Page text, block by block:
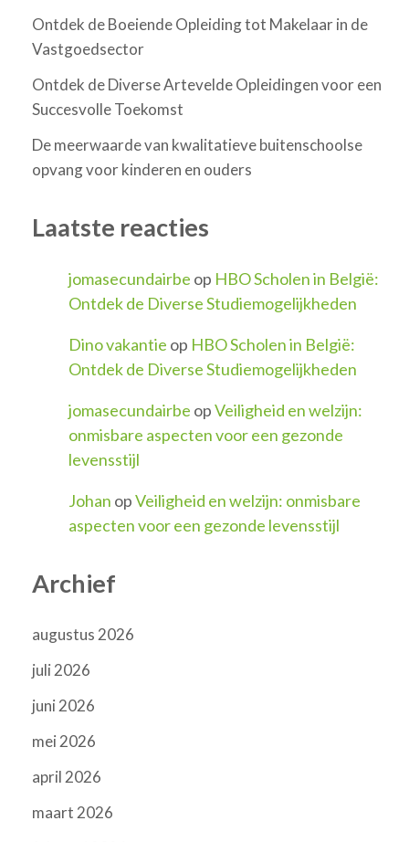
Ontdek de Boeiende Opleiding tot Makelaar in de
Vastgoedsector
Ontdek de Diverse Artevelde Opleidingen voor een
Succesvolle Toekomst
De meerwaarde van kwalitatieve buitenschoolse
opvang voor kinderen en ouders
Laatste reacties
jomasecundairbe op HBO Scholen in België:
Ontdek de Diverse Studiemogelijkheden
Dino vakantie op HBO Scholen in België:
Ontdek de Diverse Studiemogelijkheden
jomasecundairbe opVeiligheid en welzijn:
onmisbare aspecten voor een gezonde
levensstijl
Johan opVeiligheid en welzijn: onmisbare
aspecten voor een gezonde levensstijl
Archief
augustus 2026
juli 2026
juni 2026
mei 2026
april 2026
maart 2026